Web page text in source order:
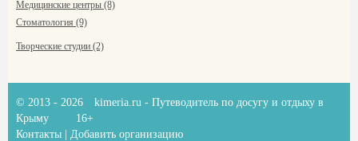
Медицинские центры (8)
Стоматология (9)
Творческие студии (2)
© 2013 - 2026 kimeria.ru - Путеводитель по досугу и отдыху в
Крыму
16+
Контакты
Добавить организацию